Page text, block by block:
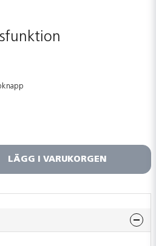
LÄGG I VARUKORGEN